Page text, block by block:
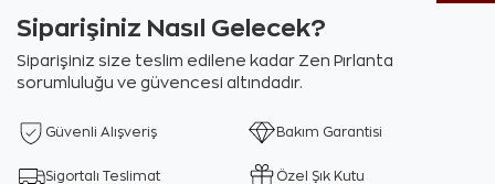
Siparişiniz Nasıl Gelecek?
Siparişiniz size teslim edilene kadar Zen Pırlanta
sorumluluğu ve güvencesi altındadır.
Güvenli Alışveriş Bakım Garantisi
Sigortalı Teslimat Özel Şık Kutu